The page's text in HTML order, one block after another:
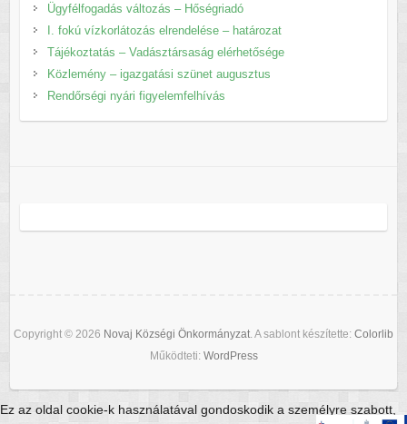
Ügyfélfogadás változás – Hőségriadó
I. fokú vízkorlátozás elrendelése – határozat
Tájékoztatás – Vadásztársaság elérhetősége
Közlemény – igazgatási szünet augusztus
Rendőrségi nyári figyelemfelhívás
Copyright © 2026 Novaj Községi Önkormányzat. A sablont készítette: Colorlib
Működteti: WordPress
Ez az oldal cookie-k használatával gondoskodik a személyre szabott,